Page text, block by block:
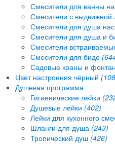
Смесители для ванны
Смесители с выдвижной
Смесители для душа
Смесители для душа и
Смесители
Смесители для биде
Садовые краны и
Цвет настроения чёрный
Душевая программа
Гигиенические лейки
Душевые лейки (402)
Лейки для кухонного
Шланги для душа (243)
Тропический душ (426)